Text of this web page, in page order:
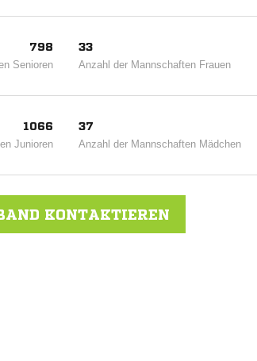
798
Senioren
33
Anzahl der Mannschaften Frauen
1066
Junioren
37
Anzahl der Mannschaften Mädchen
KONTAKTIEREN